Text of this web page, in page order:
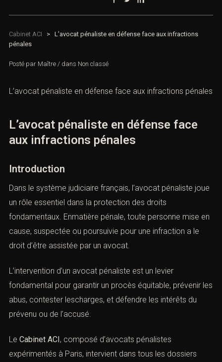
Cabinet ACI > L’avocat pénaliste en défense face aux infractions
pénales
Posté par Maître / dans Non classé
L’avocat pénaliste en défense face aux infractions pénales
L’avocat pénaliste en défense face
aux infractions pénales
Introduction
Dans le système judiciaire français, l’avocat pénaliste joue
un rôle essentiel dans la protection des droits
fondamentaux. Enmatière pénale, toute personne mise en
cause, suspectée ou poursuivie pour une infraction a le
droit d’être assistée par un avocat.
L’intervention d’un avocat pénaliste est un levier
fondamental pour garantir un procès équitable, prévenir les
abus, contester lescharges, et défendre les intérêts du
prévenu ou de l’accusé.
Le Cabinet ACI, composé d’avocats pénalistes
expérimentés à Paris, intervient dans tous les dossiers